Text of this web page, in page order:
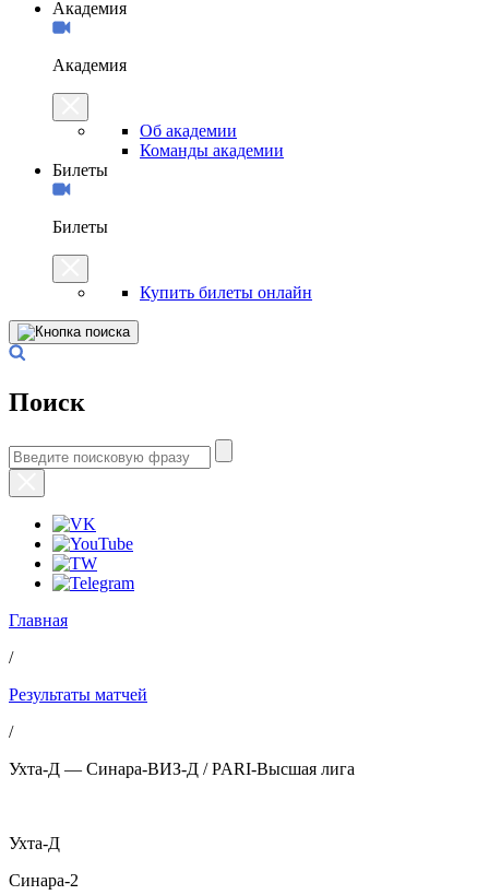
Академия
Академия
Об академии
Команды академии
Билеты
Билеты
Купить билеты онлайн
Поиск
Главная
/
Результаты матчей
/
Ухта-Д — Синара-ВИЗ-Д / PARI-Высшая лига
Ухта-Д
Синара-2